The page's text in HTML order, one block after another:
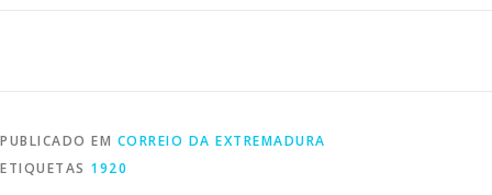
PUBLICADO EM CORREIO DA EXTREMADURA
ETIQUETAS 1920